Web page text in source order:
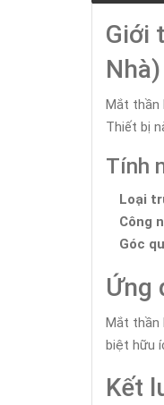
Giới
Nhà)
Mắt thần
Thiết bị
Tính
Loại
Công
Góc
Ứng
Mắt thần
biệt hữu
Kết